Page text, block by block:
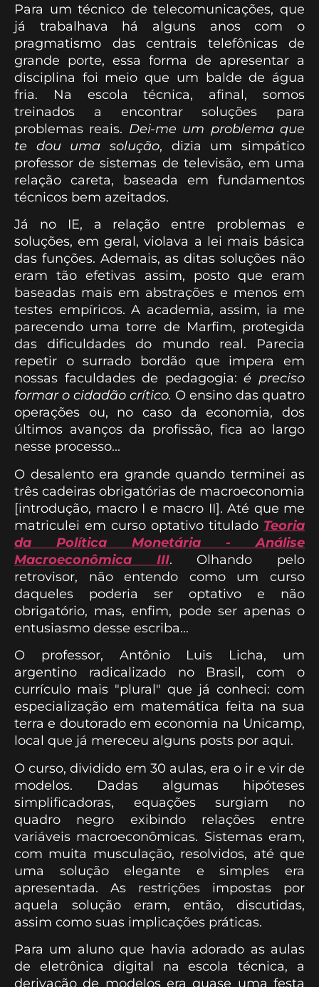
Para um técnico de telecomunicações, que
já trabalhava há alguns anos com o
pragmatismo das centrais telefônicas de
grande porte, essa forma de apresentar a
disciplina foi meio que um balde de água
fria. Na escola técnica, afinal, somos
treinados a encontrar soluções para
problemas reais. Dei-me um problema que
te dou uma solução, dizia um simpático
professor de sistemas de televisão, em uma
relação careta, baseada em fundamentos
técnicos bem azeitados.
Já no IE, a relação entre problemas e
soluções, em geral, violava a lei mais básica
das funções. Ademais, as ditas soluções não
eram tão efetivas assim, posto que eram
baseadas mais em abstrações e menos em
testes empíricos. A academia, assim, ia me
parecendo uma torre de Marfim, protegida
das dificuldades do mundo real. Parecia
repetir o surrado bordão que impera em
nossas faculdades de pedagogia:é preciso
formar o cidadão crítico. O ensino das quatro
operações ou, no caso da economia, dos
últimos avanços da profissão, fica ao largo
nesse processo...
O desalento era grande quando terminei as
três cadeiras obrigatórias de macroeconomia
[introdução, macro I e macro II]. Até que me
matriculei em curso optativo titulado Teoria
da Política Monetária - Análise
Macroeconômica III. Olhando pelo
retrovisor, não entendo como um curso
daqueles poderia ser optativo e não
obrigatório, mas, enfim, pode ser apenas o
entusiasmo desse escriba...
O professor, Antônio Luis Licha, um
argentino radicalizado no Brasil, com o
currículo mais "plural" que já conheci: com
especialização em matemática feita na sua
terra e doutorado em economia na Unicamp,
local que já mereceu alguns posts por aqui.
O curso, dividido em 30 aulas, era o ir e vir de
modelos. Dadas algumas hipóteses
simplificadoras, equações surgiam no
quadro negro exibindo relações entre
variáveis macroeconômicas. Sistemas eram,
com muita musculação, resolvidos, até que
uma solução elegante e simples era
apresentada. As restrições impostas por
aquela solução eram, então, discutidas,
assim como suas implicações práticas.
Para um aluno que havia adorado as aulas
de eletrônica digital na escola técnica, a
derivação de modelos era quase uma festa